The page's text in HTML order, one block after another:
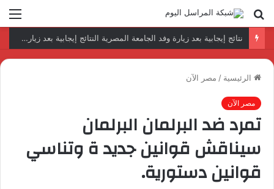
بحث
عن
رئيس المكتب التنفيذي للمجلس العربي للاختصاصات الصحية يبحث مع الأمين العام لجامعة الدول العربية تعزيز التعاون لتطوير النظم الصحية العربية
الرئيسية / مصر الآن
مصر الآن
تمرد ضد البرلمان البرلمان
سيناقش قوانين جديد ة وتناسي
قوانين دستورية.